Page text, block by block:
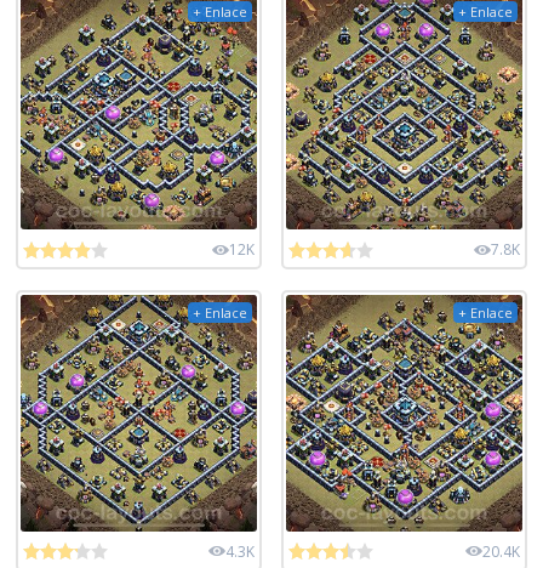
+ Enlace
12K
+ Enlace
7.8K
+ Enlace
4.3K
+ Enlace
20.4K